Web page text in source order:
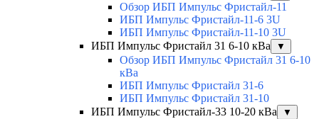
Обзор ИБП Импульс Фристайл-11
ИБП Импульс Фристайл-11-6 3U
ИБП Импульс Фристайл-11-10 3U
ИБП Импульс Фристайл 31 6-10 кВа
▼
Обзор ИБП Импульс Фристайл 31 6-10
кВа
ИБП Импульс Фристайл 31-6
ИБП Импульс Фристайл 31-10
ИБП Импульс Фристайл-33 10-20 кВа
▼